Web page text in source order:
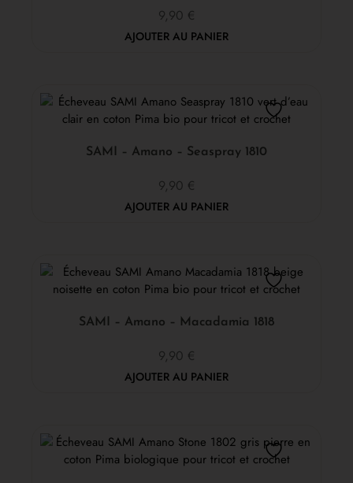
9,90 €
AJOUTER AU PANIER
SAMI – Amano – Seaspray 1810
9,90 €
AJOUTER AU PANIER
SAMI – Amano – Macadamia 1818
9,90 €
AJOUTER AU PANIER